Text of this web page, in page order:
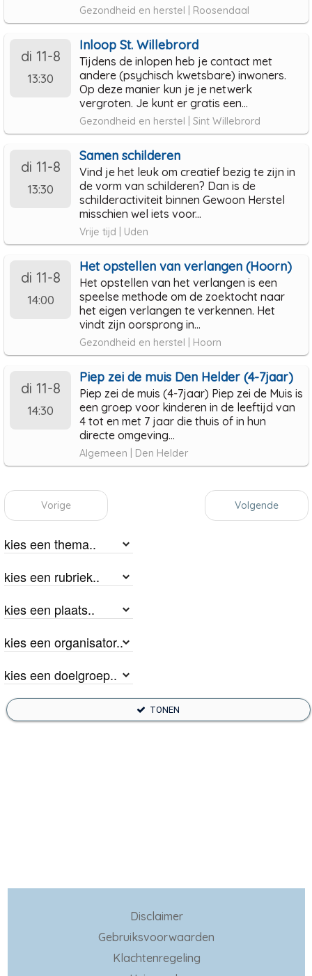
Gezondheid en herstel | Roosendaal
di 11-8
13:30
Inloop St. Willebrord
Tijdens de inlopen heb je contact met
andere (psychisch kwetsbare) inwoners.
Op deze manier kun je je netwerk
vergroten. Je kunt er gratis een...
Gezondheid en herstel | Sint Willebrord
di 11-8
13:30
Samen schilderen
Vind je het leuk om creatief bezig te zijn in
de vorm van schilderen? Dan is de
schilderactiviteit binnen Gewoon Herstel
misschien wel iets voor...
Vrije tijd | Uden
di 11-8
14:00
Het opstellen van verlangen (Hoorn)
Het opstellen van het verlangen is een
speelse methode om de zoektocht naar
het eigen verlangen te verkennen. Het
vindt zijn oorsprong in...
Gezondheid en herstel | Hoorn
di 11-8
14:30
Piep zei de muis Den Helder (4-7jaar)
Piep zei de muis (4-7jaar) Piep zei de Muis is
een groep voor kinderen in de leeftijd van
4 tot en met 7 jaar die thuis of in hun
directe omgeving...
Algemeen | Den Helder
Vorige Volgende
TONEN
Disclaimer
Gebruiksvoorwaarden
Klachtenregeling